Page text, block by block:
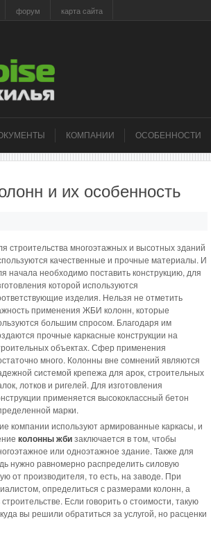
форум карта сайта
КОМПАНИИ ОСОБЕННОСТИ
и их особенность
строительства многоэтажных и высотных зданий
качественные и прочные материалы. И
начала необходимо поставить конструкцию, для
которой используются
изделия. Нельзя не отметить
применения ЖБИ колонн, которые
большим спросом. Благодаря им
прочные каркасные конструкции на
объектах. Сфер применения
много. Колонны вне сомнений являются
системой крепежа для арок, строительных
лотков и ригелей. Для изготовления
применяется высококлассный бетон
марки.
компании используют армированные каркасы, и
колонны жбизаключается в том, чтобы
или одноэтажное здание. Также для
нужно равномерно распределить силовую
от производителя, то есть, на заводе. При
определиться с размерами колонн, а
Если говорить о стоимости, такую
вы решили обратиться за услугой, но расценки